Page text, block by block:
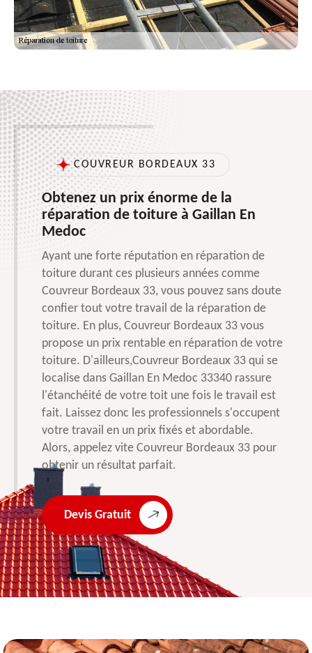
COUVREUR BORDEAUX 33
Obtenez un prix énorme de la
réparation de toiture à Gaillan En
Medoc
Ayant une forte réputation en réparation de
toiture durant ces plusieurs années comme
Couvreur Bordeaux 33, vous pouvez sans doute
confier tout votre travail de la réparation de
toiture. En plus, Couvreur Bordeaux 33 vous
propose un prix rentable en réparation de votre
toiture. D'ailleurs,Couvreur Bordeaux 33 qui se
localise dans Gaillan En Medoc 33340 rassure
l'étanchéité de votre toit une fois le travail est
fait. Laissez donc les professionnels s'occupent
votre travail en un prix fixés et abordable.
Alors, appelez vite Couvreur Bordeaux 33 pour
obtenir un résultat parfait.
Devis Gratuit